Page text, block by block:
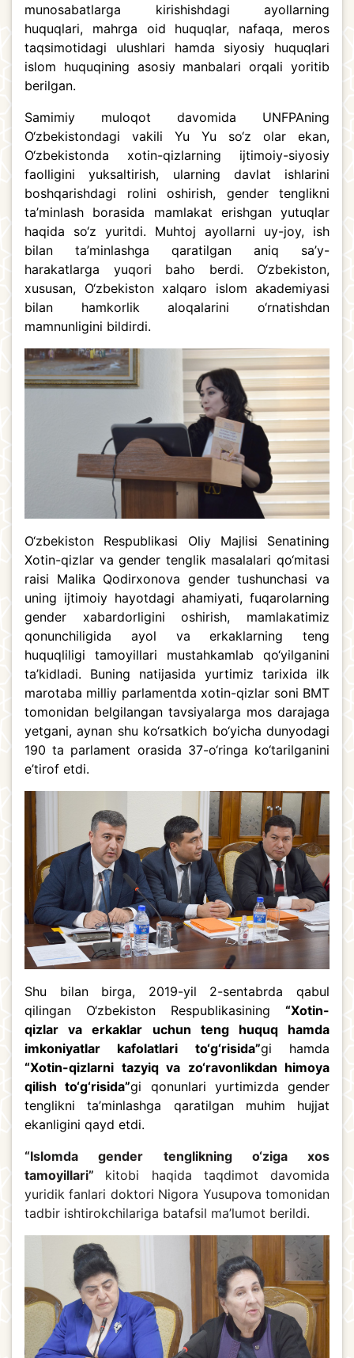
munosabatlarga kirishishdagi ayollarning
huquqlari, mahrga oid huquqlar, nafaqa, meros
taqsimotidagi ulushlari hamda siyosiy huquqlari
islom huquqining asosiy manbalari orqali yoritib
berilgan.
Samimiy muloqot davomida UNFPAning
O‘zbekistondagi vakili Yu Yu so‘z olar ekan,
O‘zbekistonda xotin-qizlarning ijtimoiy-siyosiy
faolligini yuksaltirish, ularning davlat ishlarini
boshqarishdagi rolini oshirish, gender tenglikni
ta’minlash borasida mamlakat erishgan yutuqlar
haqida so‘z yuritdi. Muhtoj ayollarni uy-joy, ish
bilan ta’minlashga qaratilgan aniq sa’y-
harakatlarga yuqori baho berdi. O‘zbekiston,
xususan, O‘zbekiston xalqaro islom akademiyasi
bilan hamkorlik aloqalarini o‘rnatishdan
mamnunligini bildirdi.
O‘zbekiston Respublikasi Oliy Majlisi Senatining
Xotin-qizlar va gender tenglik masalalari qo‘mitasi
raisi Malika Qodirxonova gender tushunchasi va
uning ijtimoiy hayotdagi ahamiyati, fuqarolarning
gender xabardorligini oshirish, mamlakatimiz
qonunchiligida ayol va erkaklarning teng
huquqliligi tamoyillari mustahkamlab qo‘yilganini
ta’kidladi. Buning natijasida yurtimiz tarixida ilk
marotaba milliy parlamentda xotin-qizlar soni BMT
tomonidan belgilangan tavsiyalarga mos darajaga
yetgani, aynan shu ko‘rsatkich bo‘yicha dunyodagi
190 ta parlament orasida 37-o‘ringa ko‘tarilganini
e’tirof etdi.
Shu bilan birga, 2019-yil 2-sentabrda qabul
qilingan O‘zbekiston Respublikasining “Xotin-
qizlar va erkaklar uchun teng huquq hamda
imkoniyatlar kafolatlari to‘g‘risida”gi hamda
“Xotin-qizlarni tazyiq va zo‘ravonlikdan himoya
qilish to‘g‘risida”gi qonunlari yurtimizda gender
tenglikni ta’minlashga qaratilgan muhim hujjat
ekanligini qayd etdi.
“Islomda gender tenglikning o‘ziga xos
tamoyillari” kitobi haqida taqdimot davomida
yuridik fanlari doktori Nigora Yusupova tomonidan
tadbir ishtirokchilariga batafsil ma’lumot berildi.